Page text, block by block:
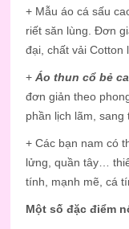
+ Mẫu áo cá sấu
riết săn lùng. Đơn
đại, chất vải Cotton
+ Áo thun cổ bẻ
đơn giản theo
phần lịch lãm, sang
+ Các bạn nam có
lửng, quần tây…
tính, mạnh mẽ, cá
Một số đặc điểm